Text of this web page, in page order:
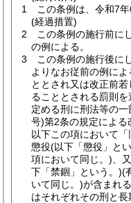
1
この条例は、令和7
(経過措置)
2
この条例の施行前に
の例による。
3
この条例の施行後に
よりなお従前の例に
ととされ又は改正前
ることとされる罰則
定める刑に刑法等の
号)第2条の規定による
以下この項において
懲役(以下「懲役」と
項において同じ。) 、
下「禁錮」という。)(
いて同じ。)が含まれ
はそれぞれその刑と